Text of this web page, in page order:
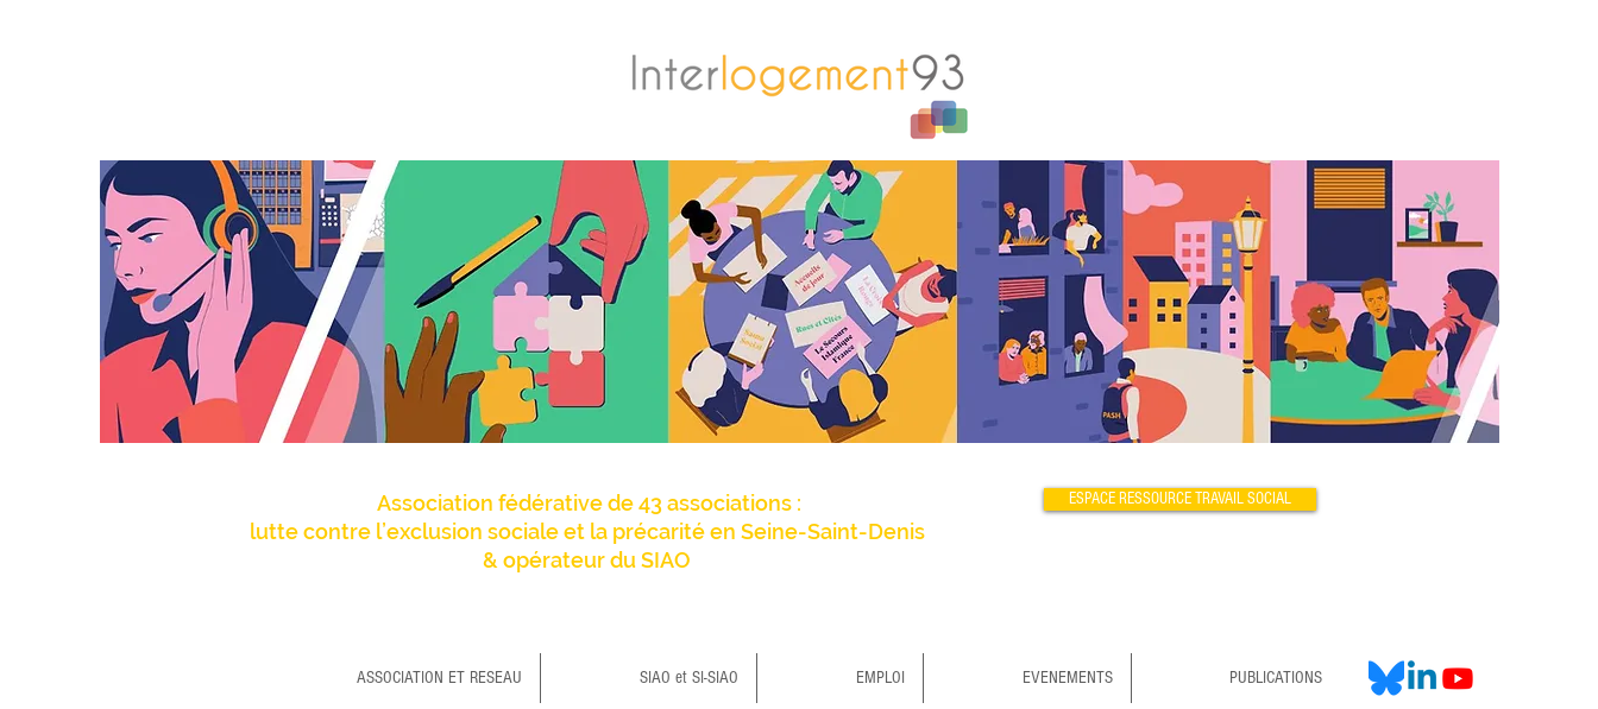
Association fédérative de 43 associations :
lutte contre l’exclusion sociale et la précarité en Seine-Saint-Denis
& opérateur du SIAO
ESPACE RESSOURCE TRAVAIL SOCIAL
ASSOCIATION ET RESEAU SIAO et SI-SIAO EMPLOI EVENEMENTS PUBLICATIONS